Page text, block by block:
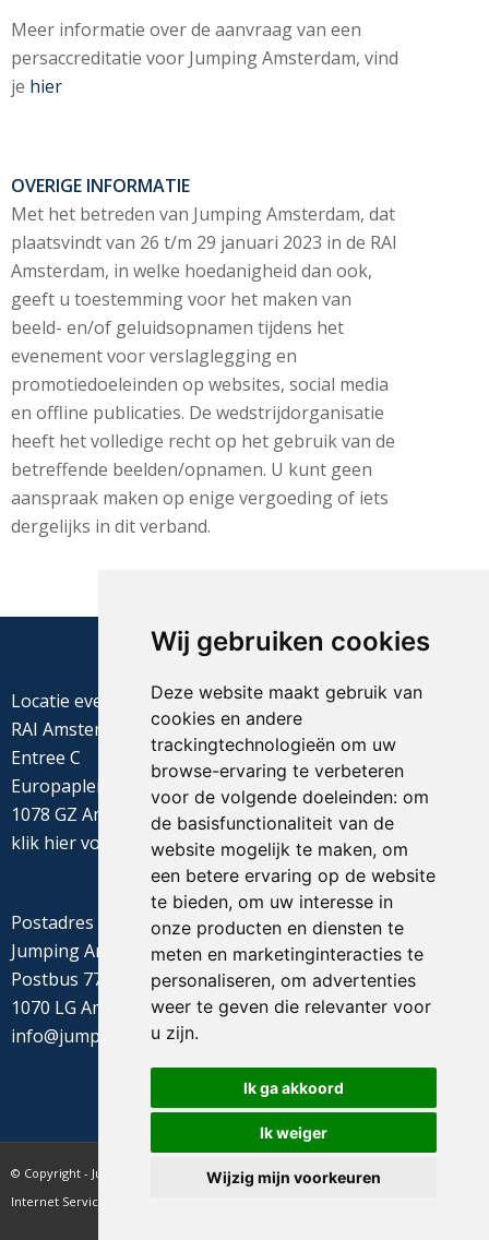
Wij gebruiken cookies
Deze website maakt gebruik van
cookies en andere
trackingtechnologieën om uw
browse-ervaring te verbeteren
voor de volgende doeleinden: om
de basisfunctionaliteit van de
website mogelijk te maken, om
een betere ervaring op de website
te bieden, om uw interesse in
onze producten en diensten te
meten en marketinginteracties te
personaliseren, om advertenties
weer te geven die relevanter voor
u zijn.
Ik ga akkoord
Ik weiger
Wijzig mijn voorkeuren
Meer informatie over de aanvraag van een
persaccreditatie voor Jumping Amsterdam, vind
je hier
OVERIGE INFORMATIE
Met het betreden van Jumping Amsterdam, dat
plaatsvindt van 26 t/m 29 januari 2023 in de RAI
Amsterdam, in welke hoedanigheid dan ook,
geeft u toestemming voor het maken van
beeld- en/of geluidsopnamen tijdens het
evenement voor verslaglegging en
promotiedoeleinden op websites, social media
en offline publicaties. De wedstrijdorganisatie
heeft het volledige recht op het gebruik van de
betreffende beelden/opnamen. U kunt geen
aanspraak maken op enige vergoeding of iets
dergelijks in dit verband.
Locatie evenement
RAI Amsterdam
Entree C
Europaplein 22
1078 GZ Amsterdam
klik hiervoor de routebeschrijving
Postadres
Jumping Amsterdam
Postbus 77655
1070 LG Amsterdam
info@jumpingamsterdam.nl
© Copyright - Jumping Amsterdam - website realisatie CyberNed
Internet Services